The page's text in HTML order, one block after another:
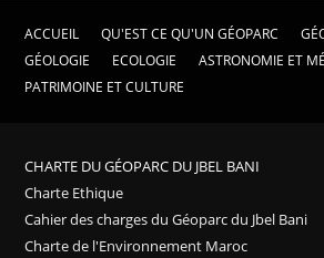
ACCUEIL QU'EST CE QU'UN GÉOPARC
GÉOLOGIE
ECOLOGIE
ASTRONOMIE ET
PATRIMOINE ET CULTURE
CHARTE DU GÉOPARC DU JBEL BANI
Charte Ethique
Cahier des charges du Géoparc du Jbel Bani
Charte de l'Environnement Maroc